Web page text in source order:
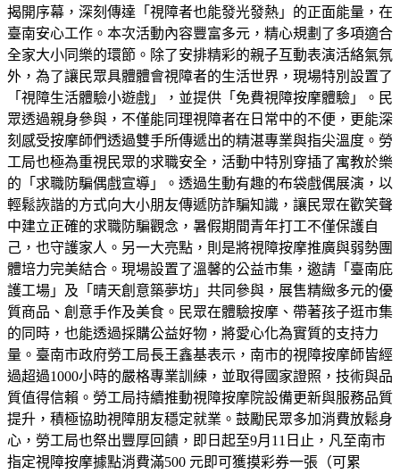
揭開序幕，深刻傳達「視障者也能發光發熱」的正面能量，在
臺南安心工作。本次活動內容豐富多元，精心規劃了多項適合
全家大小同樂的環節。除了安排精彩的親子互動表演活絡氣氛
外，為了讓民眾具體體會視障者的生活世界，現場特別設置了
「視障生活體驗小遊戲」，並提供「免費視障按摩體驗」。民
眾透過親身參與，不僅能同理視障者在日常中的不便，更能深
刻感受按摩師們透過雙手所傳遞出的精湛專業與指尖溫度。勞
工局也極為重視民眾的求職安全，活動中特別穿插了寓教於樂
的「求職防騙偶戲宣導」。透過生動有趣的布袋戲偶展演，以
輕鬆詼諧的方式向大小朋友傳遞防詐騙知識，讓民眾在歡笑聲
中建立正確的求職防騙觀念，暑假期間青年打工不僅保護自
己，也守護家人。另一大亮點，則是將視障按摩推廣與弱勢團
體培力完美結合。現場設置了溫馨的公益市集，邀請「臺南庇
護工場」及「晴天創意築夢坊」共同參與，展售精緻多元的優
質商品、創意手作及美食。民眾在體驗按摩、帶著孩子逛市集
的同時，也能透過採購公益好物，將愛心化為實質的支持力
量。臺南市政府勞工局長王鑫基表示，南市的視障按摩師皆經
過超過1000小時的嚴格專業訓練，並取得國家證照，技術與品
質值得信賴。勞工局持續推動視障按摩院設備更新與服務品質
提升，積極協助視障朋友穩定就業。鼓勵民眾多加消費放鬆身
心，勞工局也祭出豐厚回饋，即日起至9月11日止，凡至南市
指定視障按摩據點消費滿500 元即可獲摸彩券一張（可累